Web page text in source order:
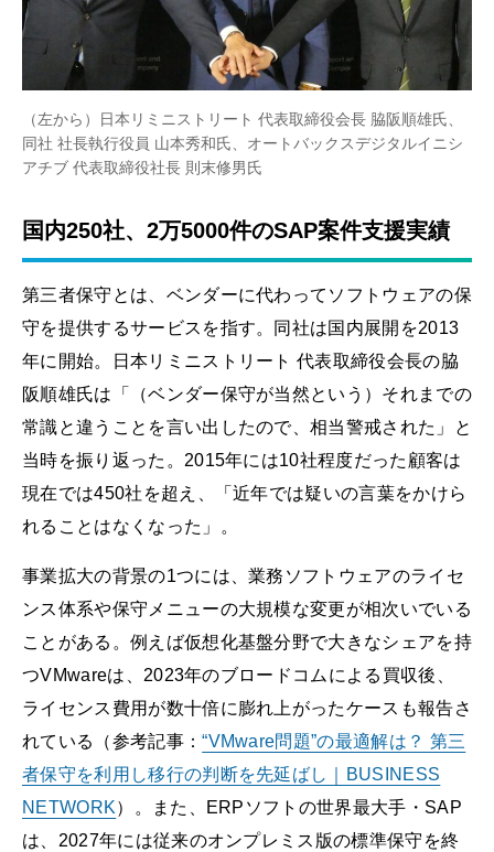
（左から）日本リミニストリート 代表取締役会長 脇阪順雄氏、
同社 社長執行役員 山本秀和氏、オートバックスデジタルイニシ
アチブ 代表取締役社⻑ 則末修男氏
国内250社、2万5000件のSAP案件支援実績
第三者保守とは、ベンダーに代わってソフトウェアの保
守を提供するサービスを指す。同社は国内展開を2013
年に開始。日本リミニストリート 代表取締役会長の脇
阪順雄氏は「（ベンダー保守が当然という）それまでの
常識と違うことを言い出したので、相当警戒された」と
当時を振り返った。2015年には10社程度だった顧客は
現在では450社を超え、「近年では疑いの言葉をかけら
れることはなくなった」。
事業拡大の背景の1つには、業務ソフトウェアのライセ
ンス体系や保守メニューの大規模な変更が相次いでいる
ことがある。例えば仮想化基盤分野で大きなシェアを持
つVMwareは、2023年のブロードコムによる買収後、
ライセンス費用が数十倍に膨れ上がったケースも報告さ
れている（参考記事：“VMware問題”の最適解は？ 第三
者保守を利用し移行の判断を先延ばし｜BUSINESS
NETWORK）。また、ERPソフトの世界最大手・SAP
は、2027年には従来のオンプレミス版の標準保守を終